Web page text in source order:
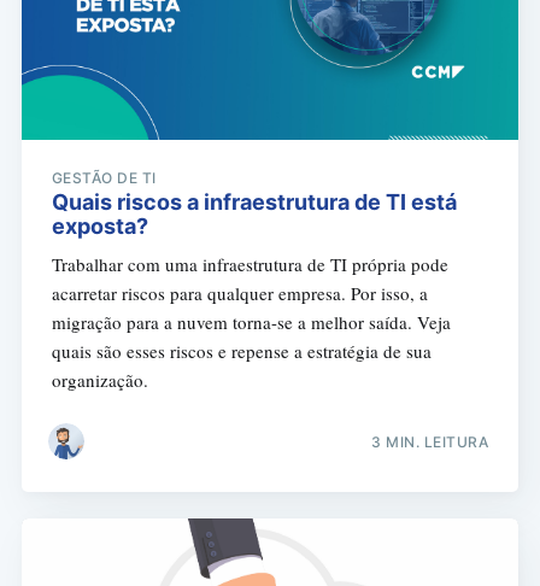
GESTÃO DE TI
Quais riscos a infraestrutura de TI está
exposta?
Trabalhar com uma infraestrutura de TI própria pode
acarretar riscos para qualquer empresa. Por isso, a
migração para a nuvem torna-se a melhor saída. Veja
quais são esses riscos e repense a estratégia de sua
organização.
3 MIN. LEITURA